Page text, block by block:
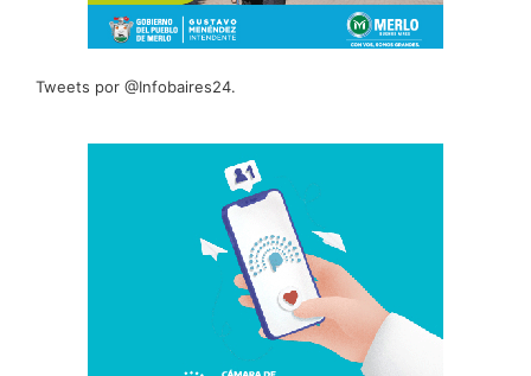
Tweets por @Infobaires24.